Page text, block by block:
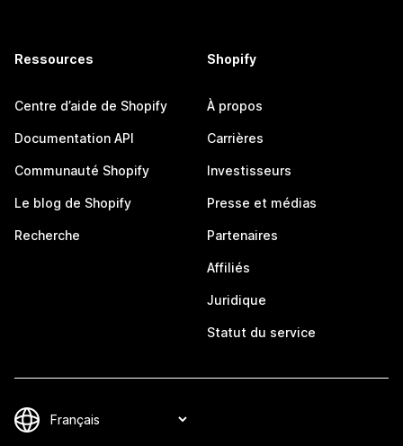
Ressources
Centre d’aide de Shopify
Documentation API
Communauté Shopify
Le blog de Shopify
Recherche
Shopify
À propos
Carrières
Investisseurs
Presse et médias
Partenaires
Affiliés
Juridique
Statut du service